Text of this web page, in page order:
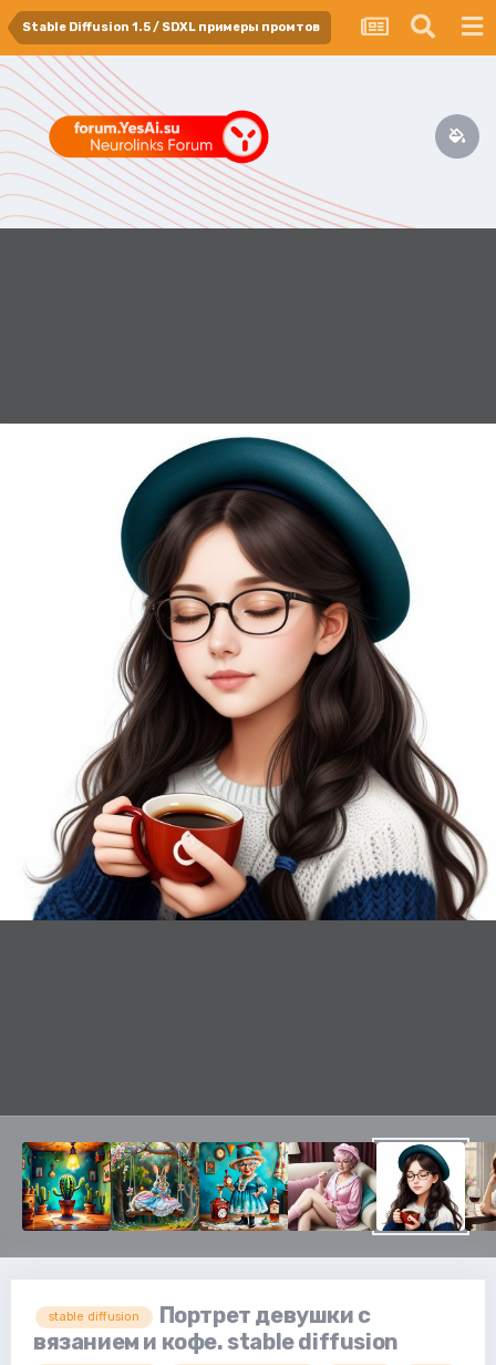
Stable Diffusion 1.5 / SDXL примеры промтов
stable diffusion
Портрет девушки с
вязанием и кофе. stable diffusion